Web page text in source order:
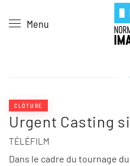
Skip to main content
Menu
CLÔTURÉ
Urgent Casting
TÉLÉFILM
Dans le cadre du tournage
Panneau de gestion des